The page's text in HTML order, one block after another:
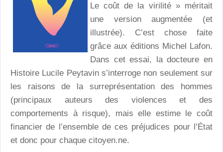
Le coût de la virilité » méritait
une version augmentée (et
illustrée). C’est chose faite
grâce aux éditions Michel Lafon.
Dans cet essai, la docteure en
Histoire Lucile Peytavin s’interroge non seulement sur
les raisons de la surreprésentation des hommes
(principaux auteurs des violences et des
comportements à risque), mais elle estime le coût
financier de l’ensemble de ces préjudices pour l’État
et donc pour chaque citoyen.ne.